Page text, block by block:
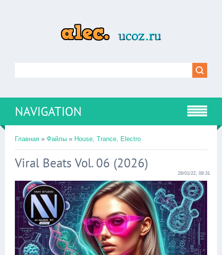
NAVIGATION
Главная » Файлы » House, Trance, Electro
Viral Beats Vol. 06 (2026)
26/01/22, 09:31